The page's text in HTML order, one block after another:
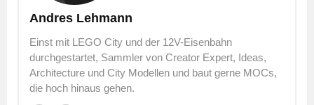
Andres Lehmann
Einst mit LEGO City und der 12V-Eisenbahn
durchgestartet, Sammler von Creator Expert, Ideas,
Architecture und City Modellen und baut gerne MOCs,
die hoch hinaus gehen.